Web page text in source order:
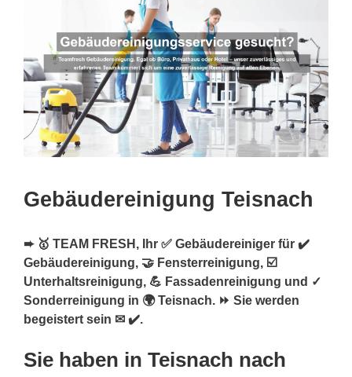
Gebäudereinigung Teisnach
➨ 🥇 TEAM FRESH, Ihr ✅ Gebäudereiniger für ✔️
Gebäudereinigung, 🤝 Fensterreinigung, ☑️
Unterhaltsreinigung, 💪 Fassadenreinigung und ✓
Sonderreinigung in 🌍 Teisnach. ⏩ Sie werden
begeistert sein ✉ ✔️.
Sie haben in Teisnach nach